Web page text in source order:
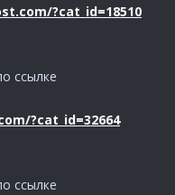
?cat_id=18510
ссылке
?cat_id=32664
ссылке